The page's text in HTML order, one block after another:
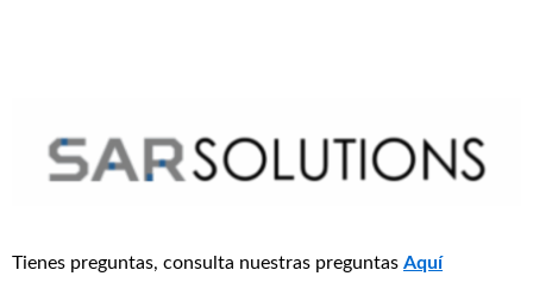
Tienes preguntas, consulta nuestras preguntas Aquí